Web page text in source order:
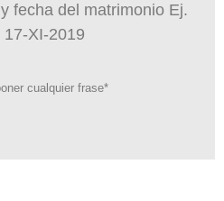
fecha del matrimonio Ej.
17-XI-2019
cualquier frase*